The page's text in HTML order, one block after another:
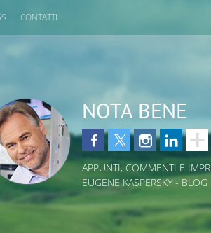
CONTATTI
NOTA BENE
APPUNTI, COMMENTI E
EUGENE KASPERSKY - BLOG